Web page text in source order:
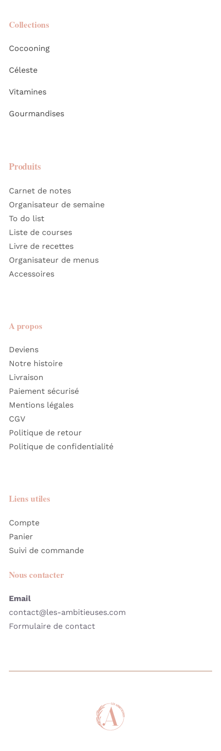
Collections
Cocooning
Céleste
Vitamines
Gourmandises
Produits
Carnet de notes
Organisateur de semaine
To do list
Liste de courses
Livre de recettes
Organisateur de menus
Accessoires
A propos
Deviens
Notre histoire
Livraison
Paiement sécurisé
Mentions légales
CGV
Politique de retour
Politique de confidentialité
Liens utiles
Compte
Panier
Suivi de commande
Nous contacter
Email
contact@les-ambitieuses.com
Formulaire de contact